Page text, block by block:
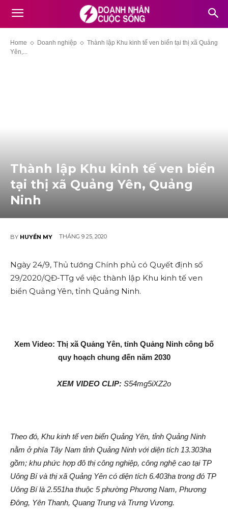
Home Doanh nghiệp
Thành lập Khu kinh tế ven biển tại thị xã Quảng
Yên,...
Thành lập Khu kinh tế ven biển
tại thị xã Quảng Yên, Quảng
Ninh
BY HUYỀN MY THÁNG 9 25, 2020
Ngày 24/9, Thủ tướng Chính phủ có Quyết định số
29/2020/QĐ-TTg về việc thành lập Khu kinh tế ven
biển Quảng Yên, tỉnh Quảng Ninh.
Xem Video: Thị xã Quảng Yên, tỉnh Quảng Ninh công bố
quy hoạch chung đến năm 2030
XEM VIDEO CLIP: S54mg5iXZ2o
Theo đó, Khu kinh tế ven biển Quảng Yên, tỉnh Quảng Ninh
nằm ở phía Tây Nam tỉnh Quảng Ninh với diện tích 13.303ha
gồm; khu phức hợp đô thị công nghiệp, công nghệ cao tại TP
Uông Bí và thị xã Quảng Yên có diện tích 6.403ha trong đó TP
Uông Bí là 2.551ha thuộc 5 phường Phương Nam, Phương
Đông, Yên Thanh, Quang Trung và Trưng Vương.